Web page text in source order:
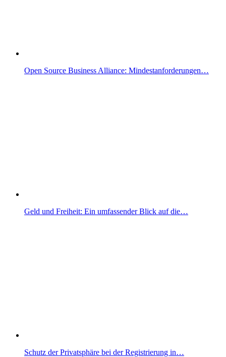
Open Source Business Alliance: Mindestanforderungen…
Geld und Freiheit: Ein umfassender Blick auf die…
Schutz der Privatsphäre bei der Registrierung in…